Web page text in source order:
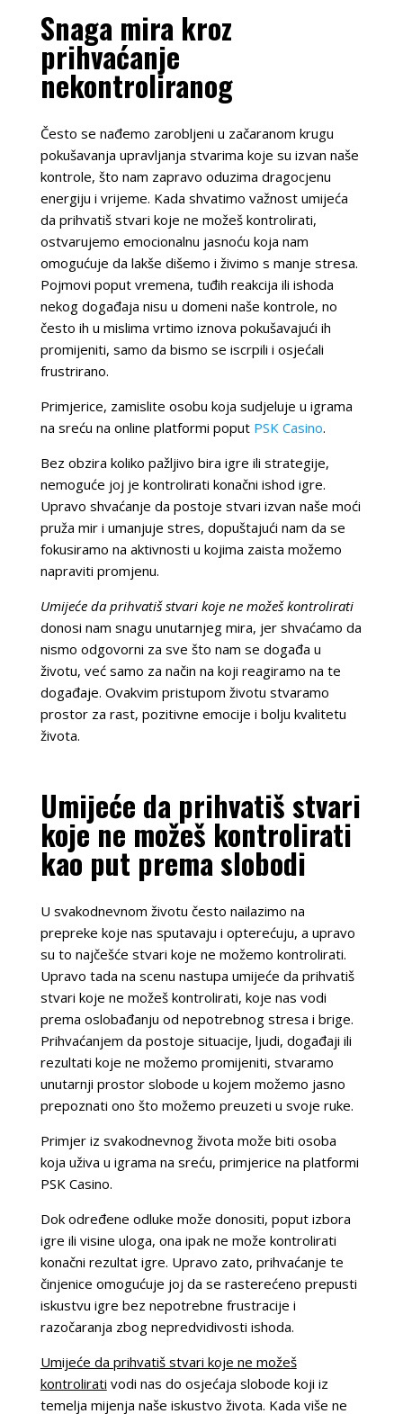
Snaga mira kroz
prihvaćanje
nekontroliranog
Često se nađemo zarobljeni u začaranom krugu
pokušavanja upravljanja stvarima koje su izvan naše
kontrole, što nam zapravo oduzima dragocjenu
energiju i vrijeme. Kada shvatimo važnost umijeća
da prihvatiš stvari koje ne možeš kontrolirati,
ostvarujemo emocionalnu jasnoću koja nam
omogućuje da lakše dišemo i živimo s manje stresa.
Pojmovi poput vremena, tuđih reakcija ili ishoda
nekog događaja nisu u domeni naše kontrole, no
često ih u mislima vrtimo iznova pokušavajući ih
promijeniti, samo da bismo se iscrpili i osjećali
frustrirano.
Primjerice, zamislite osobu koja sudjeluje u igrama
na sreću na online platformi poput PSK Casino.
Bez obzira koliko pažljivo bira igre ili strategije,
nemoguće joj je kontrolirati konačni ishod igre.
Upravo shvaćanje da postoje stvari izvan naše moći
pruža mir i umanjuje stres, dopuštajući nam da se
fokusiramo na aktivnosti u kojima zaista možemo
napraviti promjenu.
Umijeće da prihvatiš stvari koje ne možeš kontrolirati
donosi nam snagu unutarnjeg mira, jer shvaćamo da
nismo odgovorni za sve što nam se događa u
životu, već samo za način na koji reagiramo na te
događaje. Ovakvim pristupom životu stvaramo
prostor za rast, pozitivne emocije i bolju kvalitetu
života.
Umijeće da prihvatiš stvari
koje ne možeš kontrolirati
kao put prema slobodi
U svakodnevnom životu često nailazimo na
prepreke koje nas sputavaju i opterećuju, a upravo
su to najčešće stvari koje ne možemo kontrolirati.
Upravo tada na scenu nastupa umijeće da prihvatiš
stvari koje ne možeš kontrolirati, koje nas vodi
prema oslobađanju od nepotrebnog stresa i brige.
Prihvaćanjem da postoje situacije, ljudi, događaji ili
rezultati koje ne možemo promijeniti, stvaramo
unutarnji prostor slobode u kojem možemo jasno
prepoznati ono što možemo preuzeti u svoje ruke.
Primjer iz svakodnevnog života može biti osoba
koja uživa u igrama na sreću, primjerice na platformi
PSK Casino.
Dok određene odluke može donositi, poput izbora
igre ili visine uloga, ona ipak ne može kontrolirati
konačni rezultat igre. Upravo zato, prihvaćanje te
činjenice omogućuje joj da se rasterećeno prepusti
iskustvu igre bez nepotrebne frustracije i
razočaranja zbog nepredvidivosti ishoda.
Umijeće da prihvatiš stvari koje ne možeš
kontrolirati vodi nas do osjećaja slobode koji iz
temelja mijenja naše iskustvo života. Kada više ne